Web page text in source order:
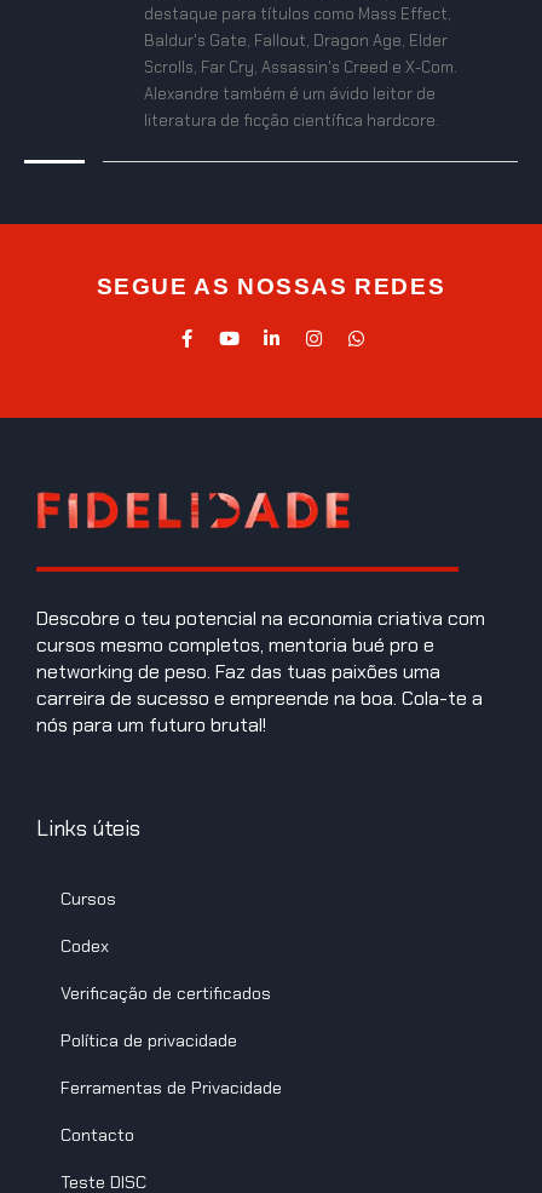
destaque para títulos como Mass Effect,
Baldur's Gate, Fallout, Dragon Age, Elder
Scrolls, Far Cry, Assassin's Creed e X-Com.
Alexandre também é um ávido leitor de
literatura de ficção científica hardcore.
SEGUE AS NOSSAS REDES
Descobre o teu potencial na economia criativa com
cursos mesmo completos, mentoria bué pro e
networking de peso. Faz das tuas paixões uma
carreira de sucesso e empreende na boa. Cola-te a
nós para um futuro brutal!
Links úteis
Cursos
Codex
Verificação de certificados
Política de privacidade
Ferramentas de Privacidade
Contacto
Teste DISC